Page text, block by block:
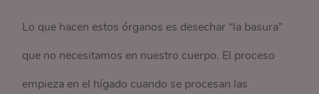
Lo que hacen estos órganos es desechar “la basura”
que no necesitamos en nuestro cuerpo. El proceso
empieza en el hígado cuando se procesan las